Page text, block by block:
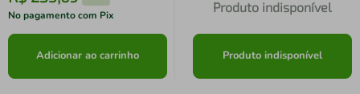
No pagamento com Pix
Adicionar ao carrinho
Produto indisponível
Produto indisponível